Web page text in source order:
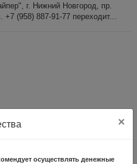
г. Нижний Новгород, пр.
(958) 887-91-77 переходит...
×
осуществлять денежные